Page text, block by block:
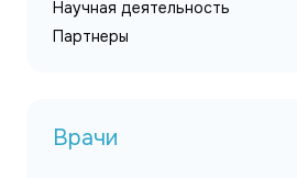
Научная деятельность
Партнеры
Врачи